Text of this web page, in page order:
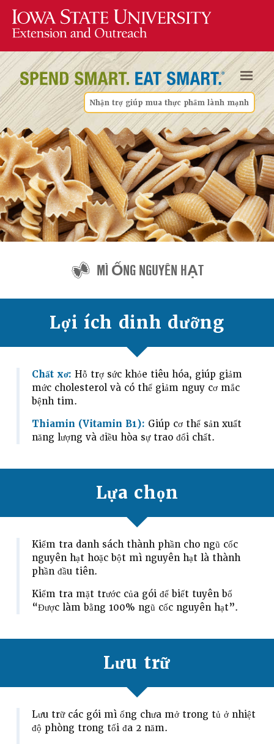
Nhận trợ giúp mua thực phẩm lành mạnh
MÌ ỐNG NGUYÊN HẠT
Lợi ích dinh dưỡng
Chất xơ: Hỗ trợ sức khỏe tiêu hóa, giúp giảm
mức cholesterol và có thể giảm nguy cơ mắc
bệnh tim.
Thiamin (Vitamin B1): Giúp cơ thể sản xuất
năng lượng và điều hòa sự trao đổi chất.
Lựa chọn
Kiểm tra danh sách thành phần cho ngũ cốc
nguyên hạt hoặc bột mì nguyên hạt là thành
phần đầu tiên.
Kiểm tra mặt trước của gói để biết tuyên bố
“Được làm bằng 100% ngũ cốc nguyên hạt”.
Lưu trữ
Lưu trữ các gói mì ống chưa mở trong tủ ở nhiệt
độ phòng trong tối đa 2 năm.